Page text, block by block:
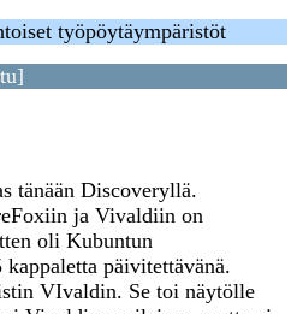
työpöytäympäristöt
tänään Discoveryllä.
ja Vivaldiin on
oli Kubuntun
päivitettävänä.
VIvaldin. Se toi näytölle